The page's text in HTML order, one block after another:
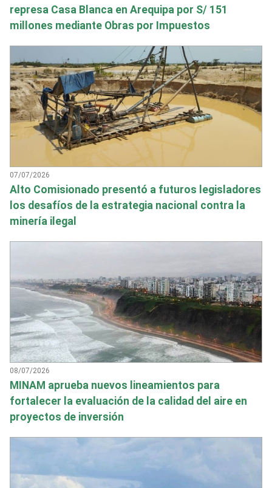
represa Casa Blanca en Arequipa por S/ 151
millones mediante Obras por Impuestos
07/07/2026
Alto Comisionado presentó a futuros legisladores
los desafíos de la estrategia nacional contra la
minería ilegal
08/07/2026
MINAM aprueba nuevos lineamientos para
fortalecer la evaluación de la calidad del aire en
proyectos de inversión